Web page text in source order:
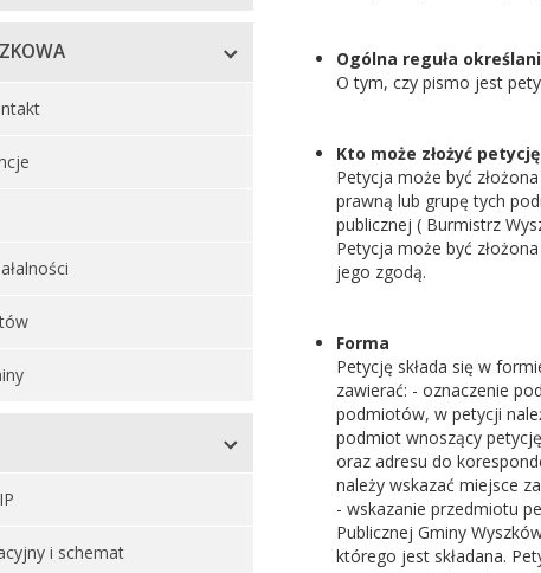
i schemat
Ogólna reguła
O tym, czy pismo jest
Kto może złożyć petycję
Petycja może być
prawną lub grupę tych
publicznej ( Burmistrz
Petycja może być
jego zgodą.
Forma
Petycję składa się w
zawierać: - oznaczenie
podmiotów, w petycji
podmiot wnoszący
oraz adresu do
należy wskazać miejsce
- wskazanie przedmiotu
Publicznej Gminy
którego jest składana.